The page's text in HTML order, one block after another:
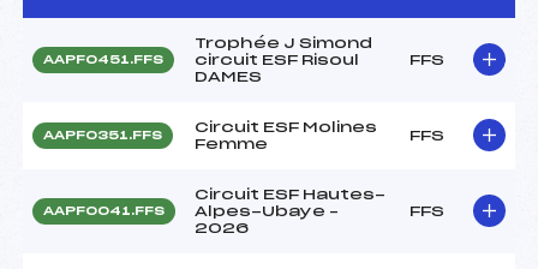
AAPF0451.FFS
Trophée J Simond
circuit ESF Risoul
DAMES
FFS
AAPF0351.FFS
Circuit ESF Molines
Femme
FFS
AAPF0041.FFS
Circuit ESF Hautes-
Alpes-Ubaye –
2026
FFS